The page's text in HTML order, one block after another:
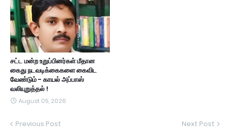
சட்ட மன்ற உறுப்பினர்கள் மீதான
கைது நடவடிக்கைகளை கைவிட
வேண்டும் - காயல் அப்பாஸ்
வலியுறுத்தல் !
August 05, 2026
Previous Post Next Post